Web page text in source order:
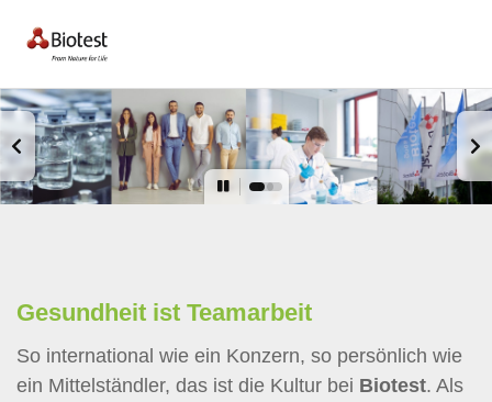
Gesundheit ist Teamarbeit
So international wie ein Konzern, so persönlich wie
ein Mittelständler, das ist die Kultur bei Biotest. Als